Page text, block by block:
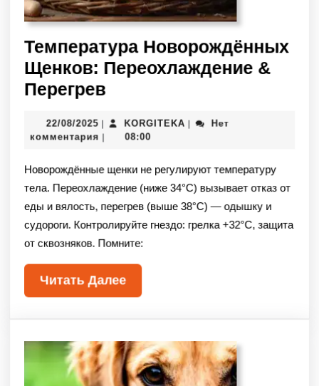
Температура Новорождённых
Щенков: Переохлаждение &
Перегрев
22/08/2025 | KORGITEKA |
Нет
комментария | 08:00
Новорождённые щенки не регулируют температуру
тела. Переохлаждение (ниже 34°C) вызывает отказ от
еды и вялость, перегрев (выше 38°C) — одышку и
судороги. Контролируйте гнездо: грелка +32°C, защита
от сквозняков. Помните:
Читать Далее